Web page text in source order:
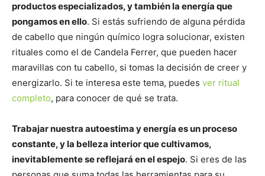
productos especializados, y también la energía que
pongamos en ello. Si estás sufriendo de alguna pérdida
de cabello que ningún químico logra solucionar, existen
rituales como el de Candela Ferrer, que pueden hacer
maravillas con tu cabello, si tomas la decisión de creer y
energizarlo. Si te interesa este tema, puedes ver ritual
completo, para conocer de qué se trata.
Trabajar nuestra autoestima y energía es un proceso
constante, y la belleza interior que cultivamos,
inevitablemente se reflejará en el espejo. Si eres de las